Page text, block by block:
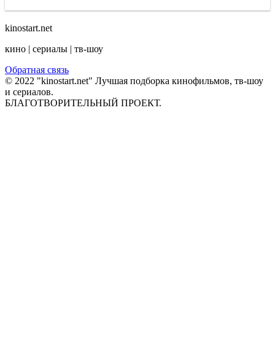
kinostart.net
кино | сериалы | тв-шоу
Обратная связь
© 2022 "kinostart.net" Лучшая подборка кинофильмов, тв-шоу
и сериалов.
БЛАГОТВОРИТЕЛЬНЫЙ ПРОЕКТ.